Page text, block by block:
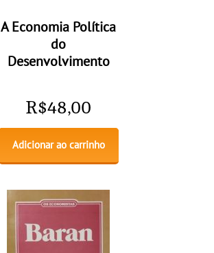
A Economia Política
do
Desenvolvimento
R$48,00
Adicionar ao carrinho